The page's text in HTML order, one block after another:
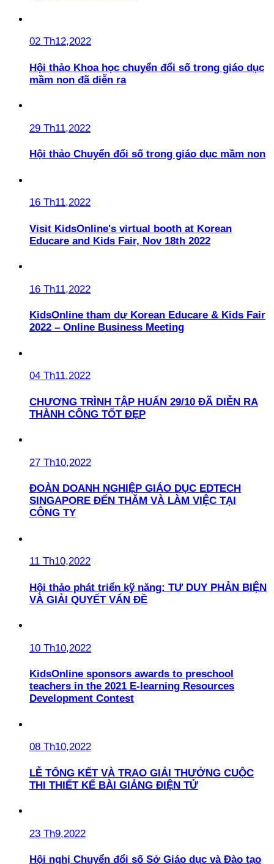
02 Th12,2022
Hội thảo Khoa học chuyển đổi số trong giáo dục
mầm non đã diễn ra
29 Th11,2022
Hội thảo Chuyển đổi số trong giáo dục mầm non
16 Th11,2022
Visit KidsOnline's virtual booth at Korean
Educare and Kids Fair, Nov 18th 2022
16 Th11,2022
KidsOnline tham dự Korean Educare & Kids Fair
2022 – Online Business Meeting
04 Th11,2022
CHƯƠNG TRÌNH TẬP HUẤN 29/10 ĐÃ DIỄN RA
THÀNH CÔNG TỐT ĐẸP
27 Th10,2022
ĐOÀN DOANH NGHIỆP GIÁO DỤC EDTECH
SINGAPORE ĐẾN THĂM VÀ LÀM VIỆC TẠI
CÔNG TY
11 Th10,2022
Hội thảo phát triển kỹ năng: TƯ DUY PHẢN BIỆN
VÀ GIẢI QUYẾT VẤN ĐỀ
10 Th10,2022
KidsOnline sponsors awards to preschool
teachers in the 2021 E-learning Resources
Development Contest
08 Th10,2022
LỄ TỔNG KẾT VÀ TRAO GIẢI THƯỞNG CUỘC
THI THIẾT KẾ BÀI GIẢNG ĐIỆN TỬ
23 Th9,2022
Hội nghị Chuyển đổi số Sở Giáo dục và Đào tạo